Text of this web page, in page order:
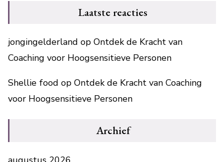
Laatste reacties
jongingelderland op Ontdek de Kracht van
Coaching voor Hoogsensitieve Personen
Shellie food op Ontdek de Kracht van Coaching
voor Hoogsensitieve Personen
Archief